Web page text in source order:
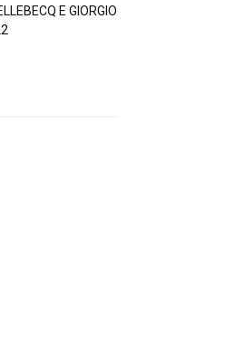
E GIORGIO